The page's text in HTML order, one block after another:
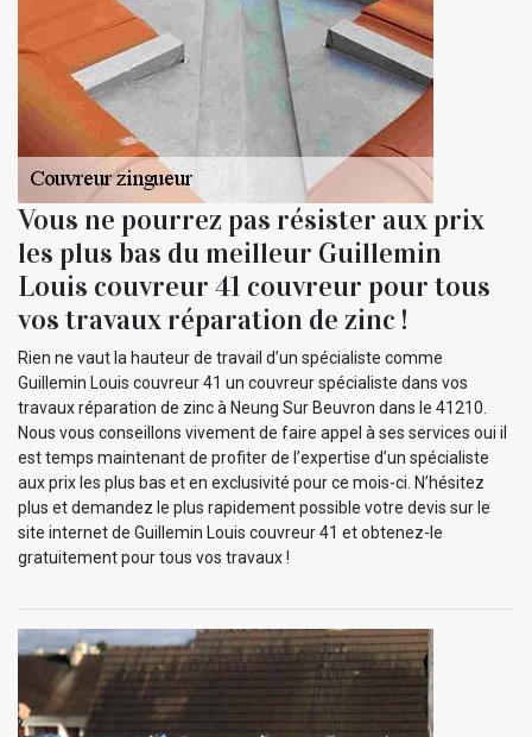
Vous ne pourrez pas résister aux prix
les plus bas du meilleur Guillemin
Louis couvreur 41 couvreur pour tous
vos travaux réparation de zinc !
Rien ne vaut la hauteur de travail d’un spécialiste comme
Guillemin Louis couvreur 41 un couvreur spécialiste dans vos
travaux réparation de zinc à Neung Sur Beuvron dans le 41210.
Nous vous conseillons vivement de faire appel à ses services oui il
est temps maintenant de profiter de l’expertise d’un spécialiste
aux prix les plus bas et en exclusivité pour ce mois-ci. N’hésitez
plus et demandez le plus rapidement possible votre devis sur le
site internet de Guillemin Louis couvreur 41 et obtenez-le
gratuitement pour tous vos travaux !